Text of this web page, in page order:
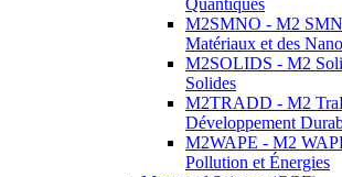
Quantiques
M2SMNO - M2
Matériaux et des
M2SOLIDS - M2
Solides
M2TRADD - M2
Développement
M2WAPE - M2
Pollution et Énergies